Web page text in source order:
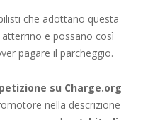
che adottano questa
e possano così
pagare il parcheggio.
su Charge.org
nella descrizione